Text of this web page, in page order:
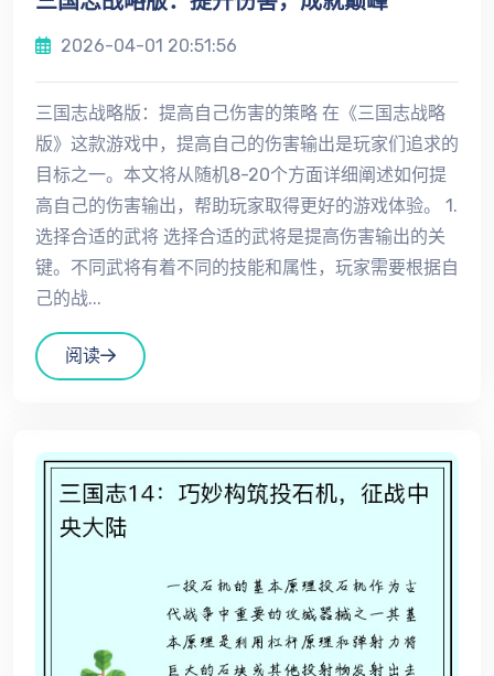
2026-04-01 20:51:56
三国志战略版：提高自己伤害的策略 在《三国志战略
版》这款游戏中，提高自己的伤害输出是玩家们追求的
目标之一。本文将从随机8-20个方面详细阐述如何提
高自己的伤害输出，帮助玩家取得更好的游戏体验。 1.
选择合适的武将 选择合适的武将是提高伤害输出的关
键。不同武将有着不同的技能和属性，玩家需要根据自
己的战...
阅读